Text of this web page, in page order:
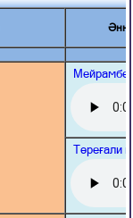
Төреғали